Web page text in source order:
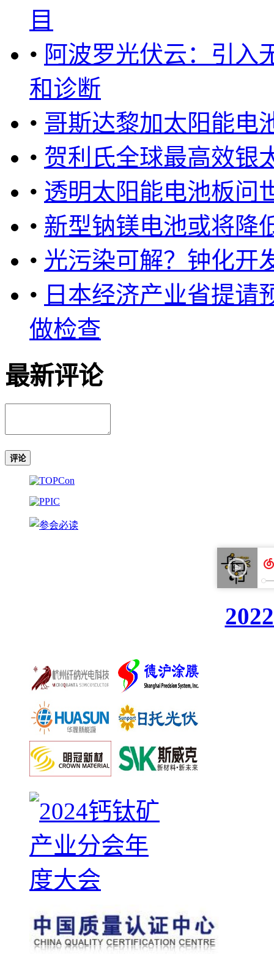
目
• 阿波罗光伏云：引入
和诊断
• 哥斯达黎加太阳能电
• 贺利氏全球最高效银
• 透明太阳能电池板问
• 新型钠镁电池或将降
• 光污染可解？钟化开
• 日本经济产业省提请
做检查
最新评论
评论